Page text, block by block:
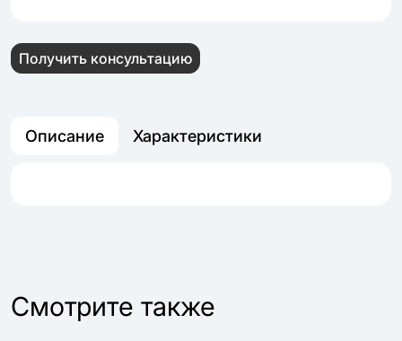
Получить консультацию
Описание Характеристики
Cмотрите также